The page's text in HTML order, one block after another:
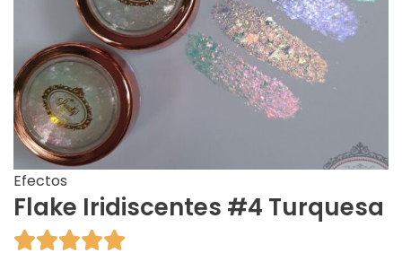
Efectos
Flake Iridiscentes #4 Turquesa
